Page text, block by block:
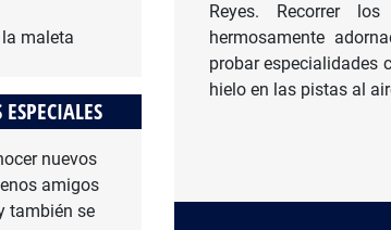
Reyes. Recorrer
hermosamente
probar especialidades
hielo en las pistas al
maleta
nuevos
amigos
también se